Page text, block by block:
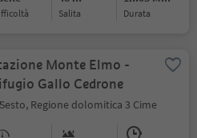
Difficoltà Salita durata
Monte Elmo -
Gallo Cedrone
Sesto, Regione dolomitica 3 Cime